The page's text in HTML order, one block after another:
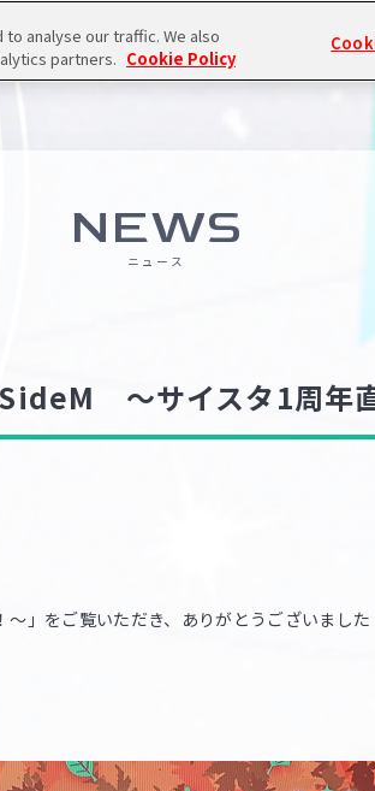
NEWS
ニュース
～サイスタ1周年
」をご覧いただき、ありがとうございました
analyse our traffic. We also
partners. Cookie Policy